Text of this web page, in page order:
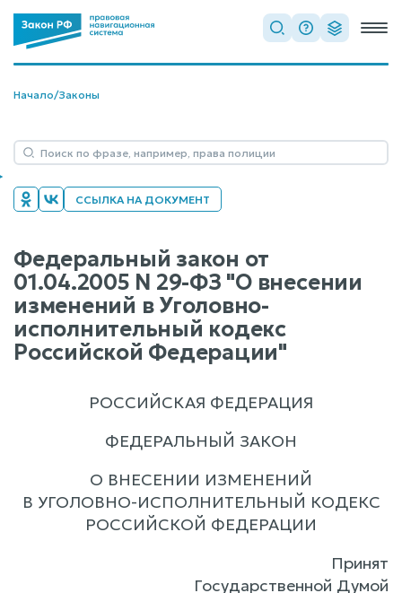
Начало/Законы
ССЫЛКА НА ДОКУМЕНТ
Федеральный закон от
01.04.2005 N 29-ФЗ "О внесении
изменений в Уголовно-
исполнительный кодекс
Российской Федерации"
РОССИЙСКАЯ ФЕДЕРАЦИЯ
ФЕДЕРАЛЬНЫЙ ЗАКОН
О ВНЕСЕНИИ ИЗМЕНЕНИЙ
В УГОЛОВНО-ИСПОЛНИТЕЛЬНЫЙ КОДЕКС
РОССИЙСКОЙ ФЕДЕРАЦИИ
Принят
Государственной Думой